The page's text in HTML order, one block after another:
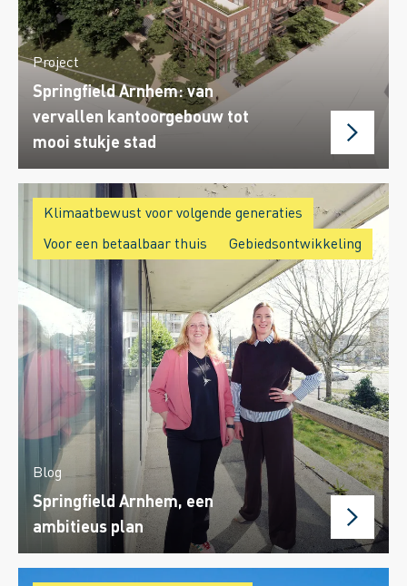
Project
Springfield Arnhem: van
vervallen kantoorgebouw tot
mooi stukje stad
Blog
Springfield Arnhem, een
ambitieus plan
Klimaatbewust voor volgende generaties
Voor een betaalbaar thuis
Gebiedsontwikkeling